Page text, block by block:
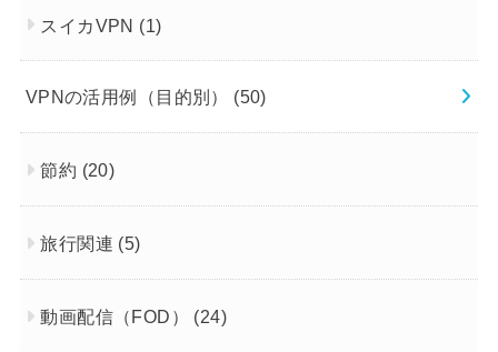
スイカVPN (1)
VPNの活用例（目的別） (50)
節約 (20)
旅行関連 (5)
動画配信（FOD） (24)